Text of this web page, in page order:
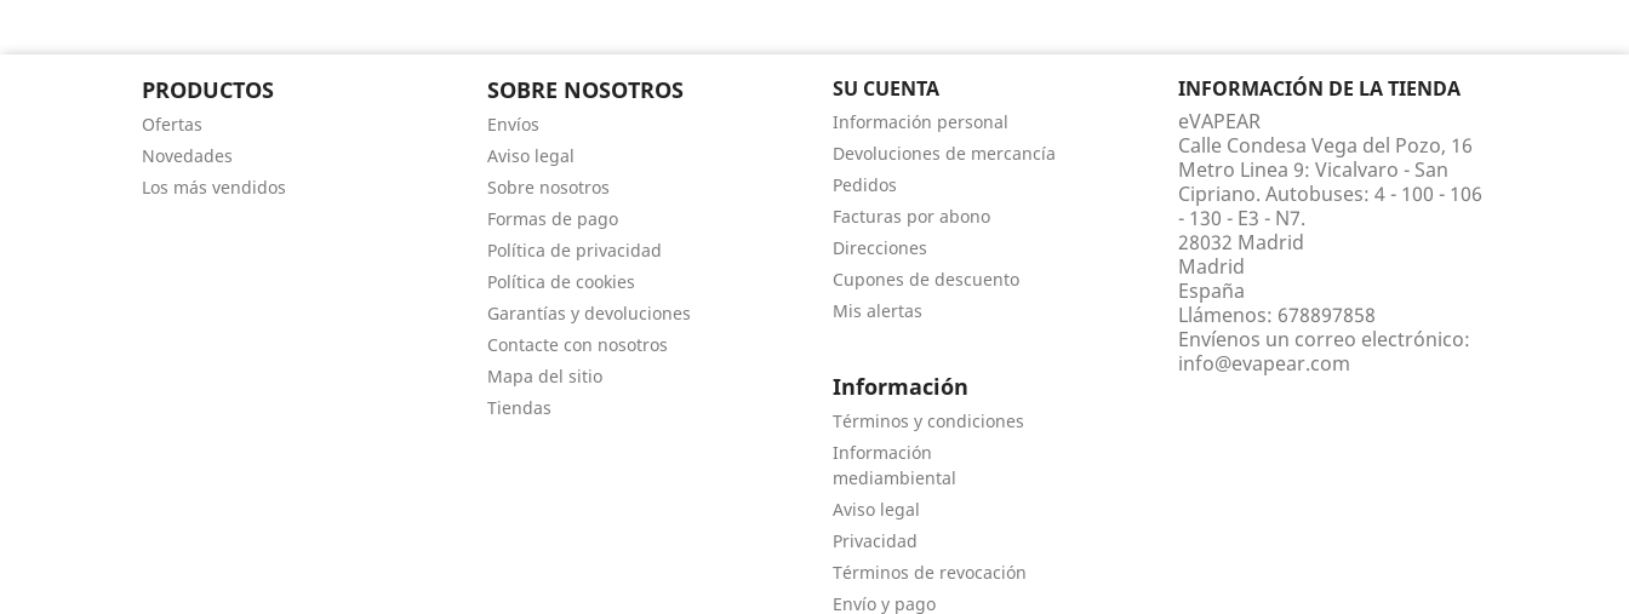
PRODUCTOS
Ofertas
Novedades
Los más vendidos
SOBRE NOSOTROS
Envíos
Aviso legal
Sobre nosotros
Formas de pago
Política de privacidad
Política de cookies
Garantías y devoluciones
Contacte con nosotros
Mapa del sitio
Tiendas
SU CUENTA
Información personal
Devoluciones de mercancía
Pedidos
Facturas por abono
Direcciones
Cupones de descuento
Mis alertas
INFORMACIÓN DE LA TIENDA
eVAPEAR
Calle Condesa Vega del Pozo, 16
Metro Linea 9: Vicalvaro - San
Cipriano. Autobuses: 4 - 100 - 106
- 130 - E3 - N7.
28032 Madrid
Madrid
España
Llámenos: 678897858
Envíenos un correo electrónico:
info@evapear.com
Información
Términos y condiciones
Información
mediambiental
Aviso legal
Privacidad
Términos de revocación
Envío y pago